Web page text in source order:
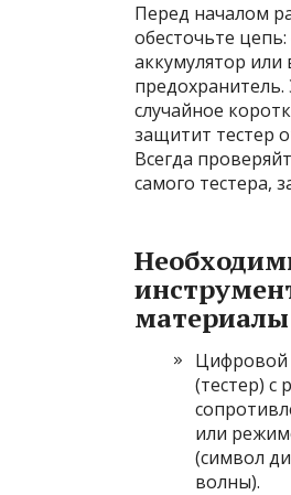
Перед началом
обесточьте
аккумулятор или
случайное
защитит тестер
Всегда
самого тестера,
материалы
Цифровой
(тестер)
или
(символ
волны).